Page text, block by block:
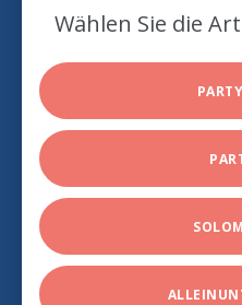
Wählen Sie die